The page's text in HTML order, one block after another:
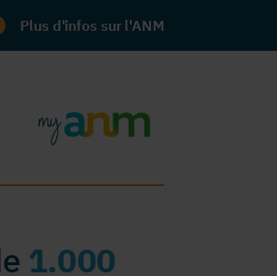
Plus d'infos sur l'ANM
1.000